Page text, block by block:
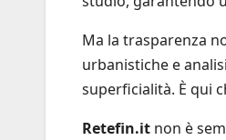
Ma la trasparenza
urbanistiche e
superficialità. È qui
Retefin.it non è